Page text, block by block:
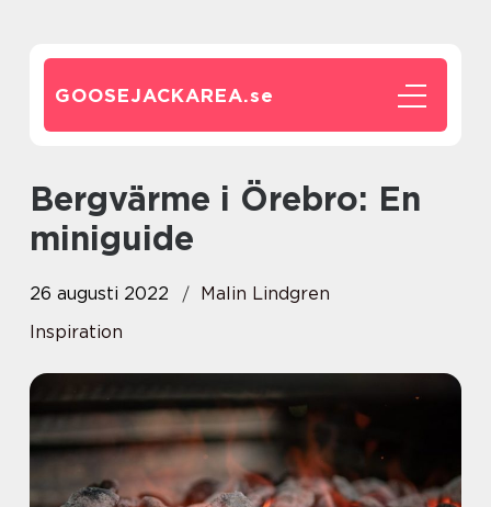
GOOSEJACKAREA.se
Bergvärme i Örebro: En
miniguide
26 augusti 2022
Malin Lindgren
Inspiration